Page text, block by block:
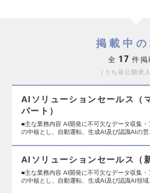
掲載中の
全 17 件掲
うち非公開求人
AIソリューションセールス（
パート）
■主な業務内容 AI開発に不可欠なデータ収集
の中核とし、自動運転、生成AI及び認識AIの営
AIソリューションセールス（
■主な業務内容 AI開発に不可欠なデータ収集
の中核とし、自動運転、生成AI及び認識AI領域